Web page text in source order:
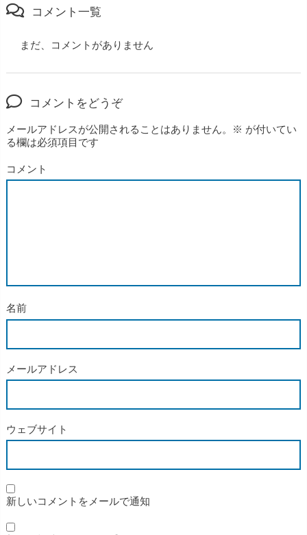
コメント一覧
まだ、コメントがありません
コメントをどうぞ
メールアドレスが公開されることはありません。 ※ が付いてい
る欄は必須項目です
コメント
名前
メールアドレス
ウェブサイト
新しいコメントをメールで通知